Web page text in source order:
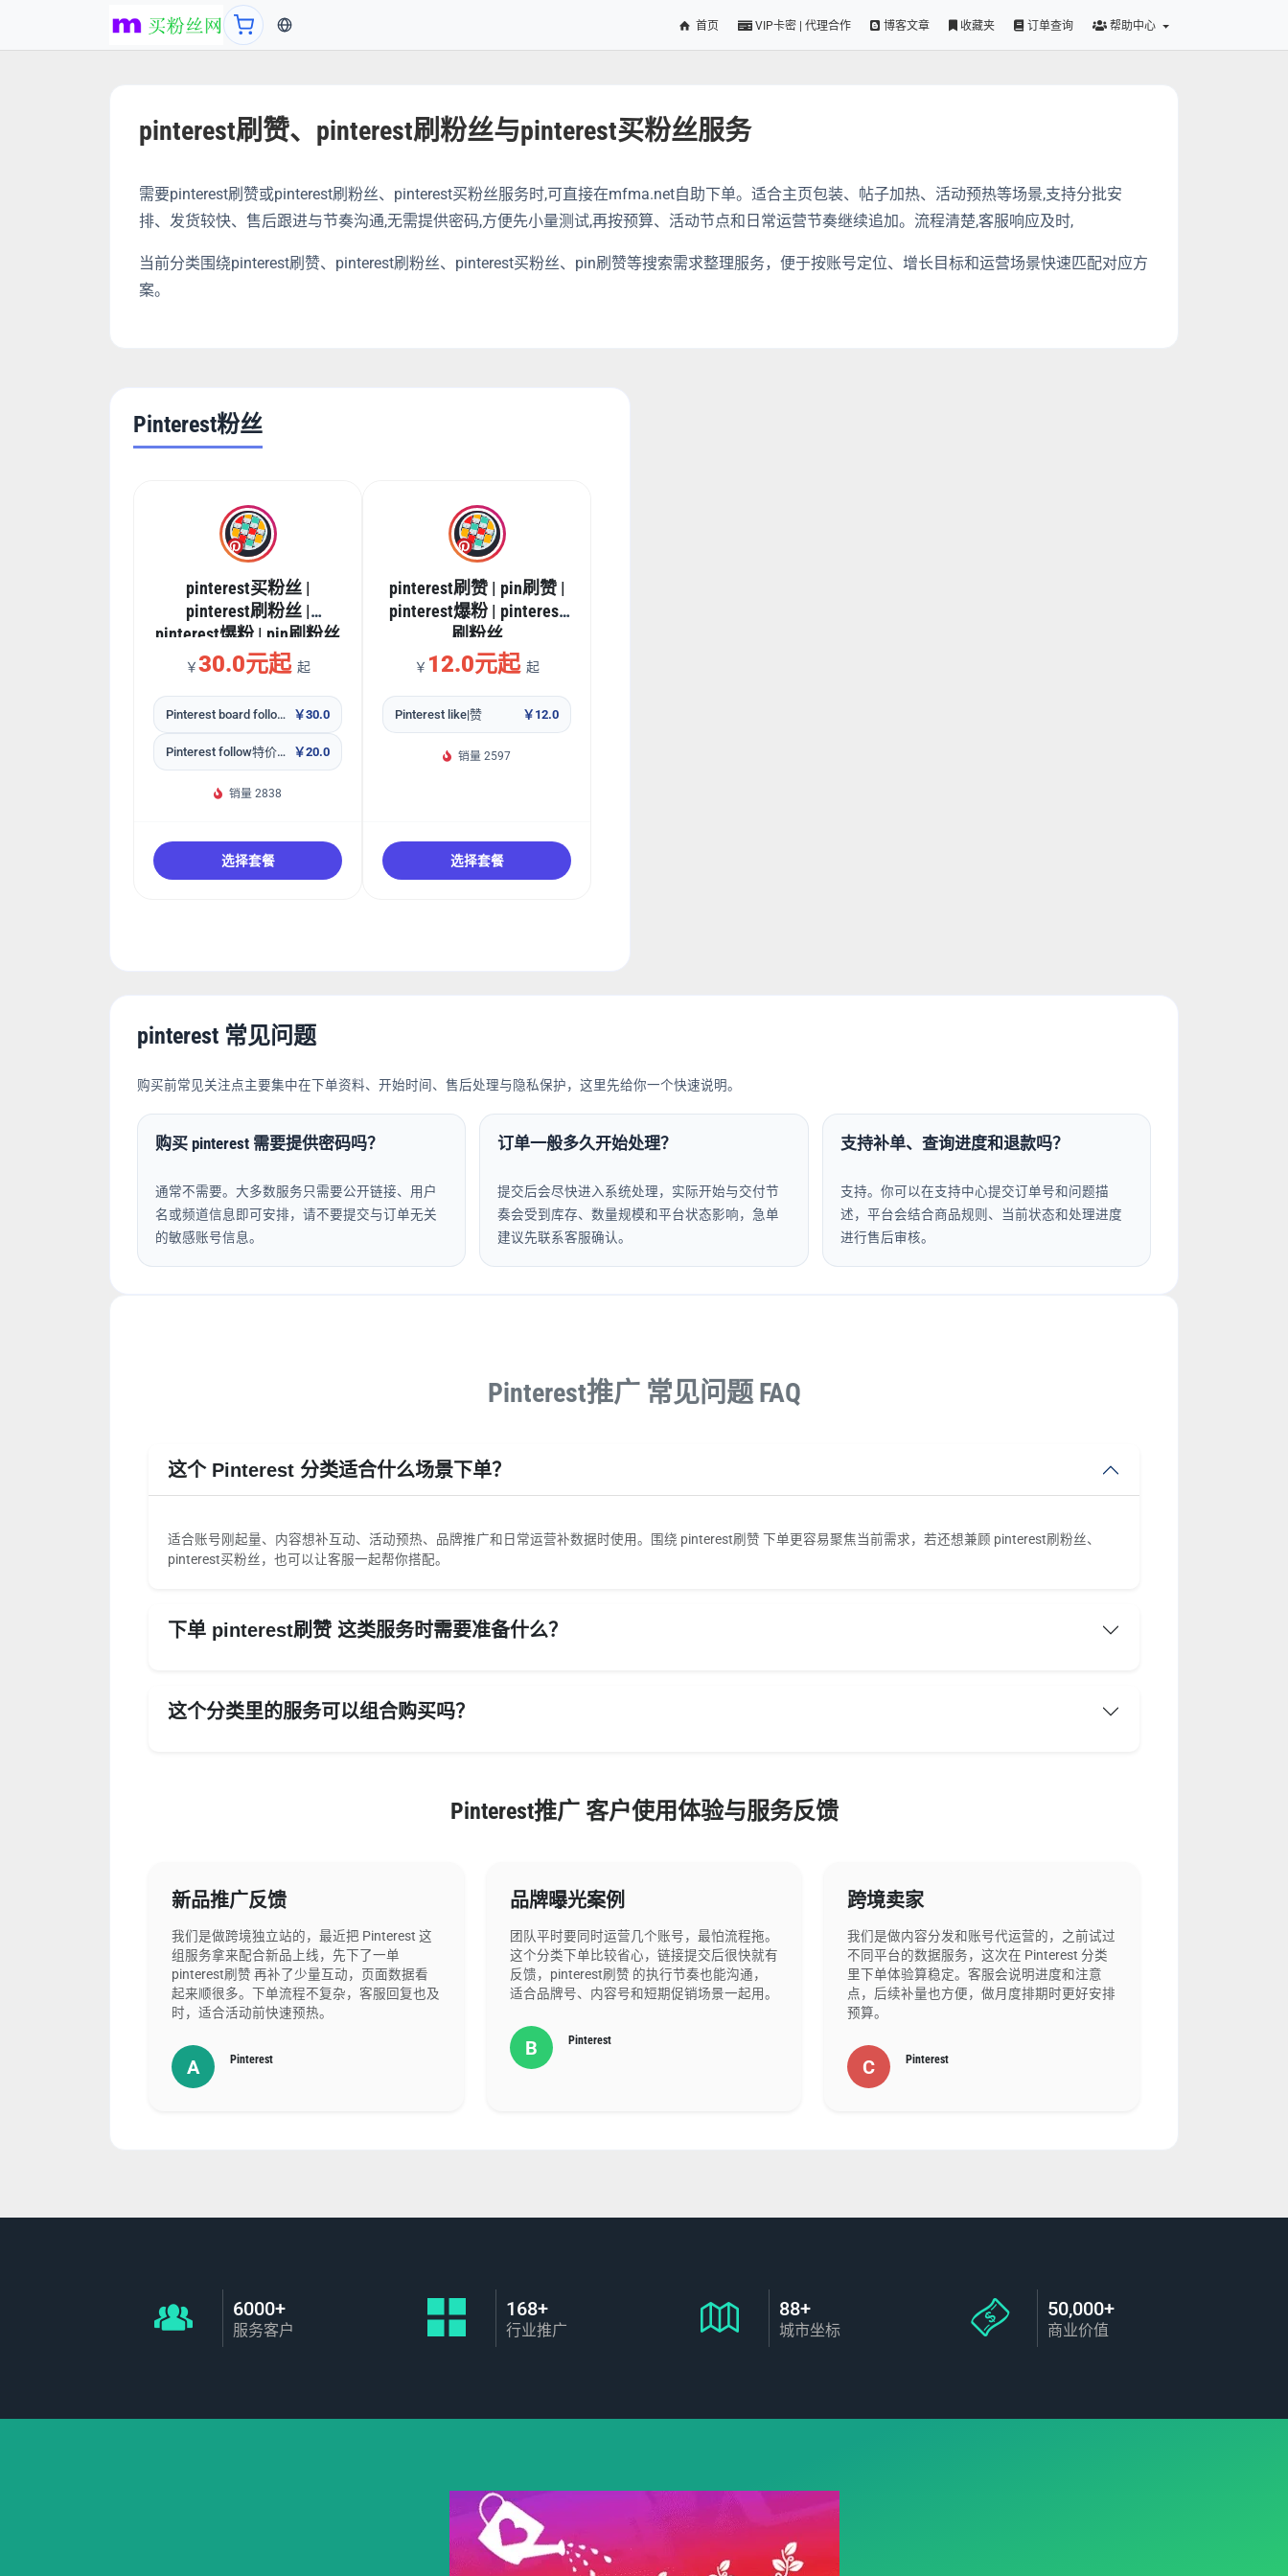
当前语言：中文 首页 VIP卡密 | 代理合作 博客文章 收藏夹 订单查询 帮助中心
pinterest刷赞、pinterest刷粉丝与pinterest买粉丝服务
需要pinterest刷赞或pinterest刷粉丝、pinterest买粉丝服务时,可直接在mfma.net自助下单。适合主页包装、帖子加热、活动预热等场景,支持分批安
排、发货较快、售后跟进与节奏沟通,无需提供密码,方便先小量测试,再按预算、活动节点和日常运营节奏继续追加。流程清楚,客服响应及时,
当前分类围绕pinterest刷赞、pinterest刷粉丝、pinterest买粉丝、pin刷赞等搜索需求整理服务，便于按账号定位、增长目标和运营场景快速匹配对应方
案。
Pinterest粉丝
pinterest买粉丝 |
pinterest刷粉丝 |
pinterest爆粉 | pin刷粉丝
￥30.0元起 起
Pinterest board follow特价粉丝 ￥30.0
Pinterest follow特价粉丝 ￥20.0
销量 2838
选择套餐
pinterest刷赞 | pin刷赞 |
pinterest爆粉 | pinterest
刷粉丝
￥ 12.0元起 起
Pinterest like|赞 ￥12.0
销量 2597
选择套餐
pinterest 常见问题
购买前常见关注点主要集中在下单资料、开始时间、售后处理与隐私保护，这里先给你一个快速说明。
购买 pinterest 需要提供密码吗？
通常不需要。大多数服务只需要公开链接、用户
名或频道信息即可安排，请不要提交与订单无关
的敏感账号信息。
订单一般多久开始处理？
提交后会尽快进入系统处理，实际开始与交付节
奏会受到库存、数量规模和平台状态影响，急单
建议先联系客服确认。
支持补单、查询进度和退款吗？
支持。你可以在支持中心提交订单号和问题描
述，平台会结合商品规则、当前状态和处理进度
进行售后审核。
Pinterest推广 常见问题 FAQ
这个 Pinterest 分类适合什么场景下单？
适合账号刚起量、内容想补互动、活动预热、品牌推广和日常运营补数据时使用。围绕 pinterest刷赞 下单更容易聚焦当前需求，若还想兼顾 pinterest刷粉丝、
pinterest买粉丝，也可以让客服一起帮你搭配。
下单 pinterest刷赞 这类服务时需要准备什么？
这个分类里的服务可以组合购买吗？
Pinterest推广 客户使用体验与服务反馈
新品推广反馈
我们是做跨境独立站的，最近把 Pinterest 这
组服务拿来配合新品上线，先下了一单
pinterest刷赞 再补了少量互动，页面数据看
起来顺很多。下单流程不复杂，客服回复也及
时，适合活动前快速预热。
A Pinterest
品牌曝光案例
团队平时要同时运营几个账号，最怕流程拖。
这个分类下单比较省心，链接提交后很快就有
反馈，pinterest刷赞 的执行节奏也能沟通，
适合品牌号、内容号和短期促销场景一起用。
B Pinterest
跨境卖家
我们是做内容分发和账号代运营的，之前试过
不同平台的数据服务，这次在 Pinterest 分类
里下单体验算稳定。客服会说明进度和注意
点，后续补量也方便，做月度排期时更好安排
预算。
C Pinterest
6000+
服务客户
168+
行业推广
88+
城市坐标
50,000+
商业价值